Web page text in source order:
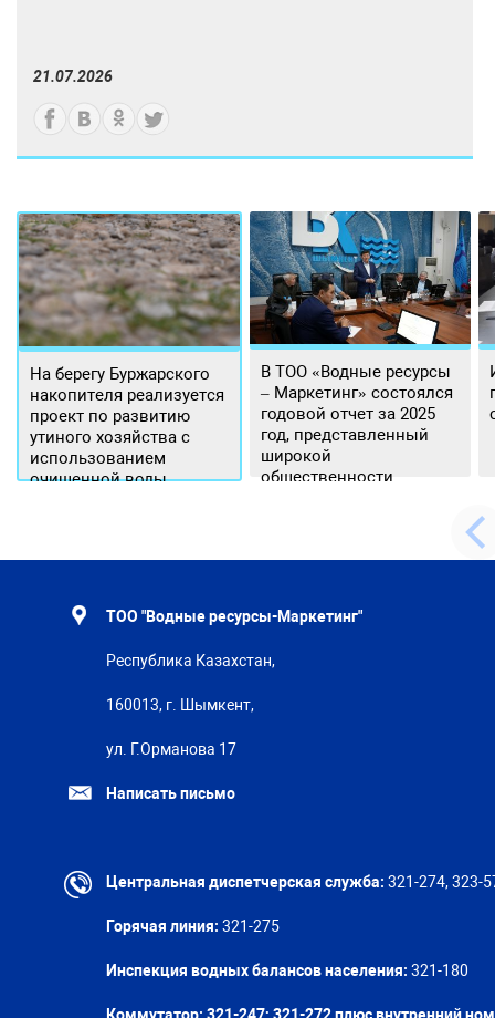
21.07.2026
На берегу Буржарского
накопителя реализуется
проект по развитию
утиного хозяйства с
использованием
очищенной воды
В ТОО «Водные ресурсы
– Маркетинг» состоялся
годовой отчет за 2025
год, представленный
широкой
общественности.
ТОО "Водные ресурсы-Маркетинг"
Республика Казахстан,
160013, г. Шымкент,
ул. Г.Орманова 17
Написать письмо
Центральная диспетчерская служба: 321-274, 323-
Горячая линия: 321-275
Инспекция водных балансов населения: 321-180